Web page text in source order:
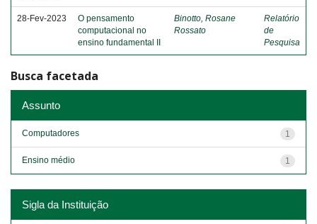
28-Fev-2023
O pensamento
computacional no
ensino fundamental II
Binotto, Rosane
Rossato
Relatório
de
Pesquisa
Busca facetada
Assunto
1
Computadores
1
Ensino médio
Sigla da Instituição